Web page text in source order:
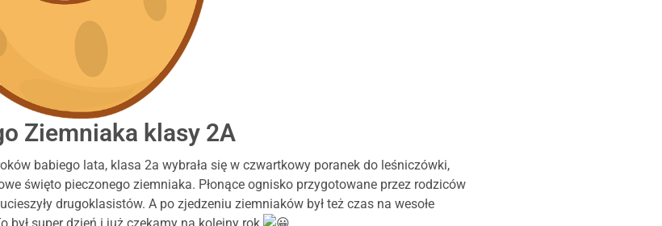
Ziemniaka klasy 2A
babiego lata, klasa 2a wybrała się w czwartkowy poranek do leśniczówki,
święto pieczonego ziemniaka. Płonące ognisko przygotowane przez rodziców
drugoklasistów. A po zjedzeniu ziemniaków był też czas na wesołe